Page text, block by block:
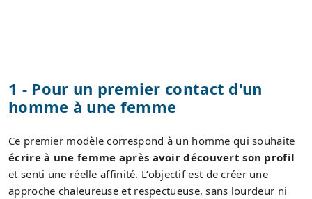
1 - Pour un premier contact d'un
homme à une femme
Ce premier modèle correspond à un homme qui souhaite
écrire à une femme après avoir découvert son profil
et senti une réelle affinité. L’objectif est de créer une
approche chaleureuse et respectueuse, sans lourdeur ni